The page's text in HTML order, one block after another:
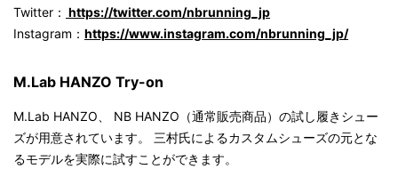
Twitter： https://twitter.com/nbrunning_jp
Instagram： https://www.instagram.com/nbrunning_jp/
M.Lab HANZO Try-on
M.Lab HANZO、 NB HANZO（通常販売商品）の試し履きシュー
ズが用意されています。 三村氏によるカスタムシューズの元とな
るモデルを実際に試すことができます。